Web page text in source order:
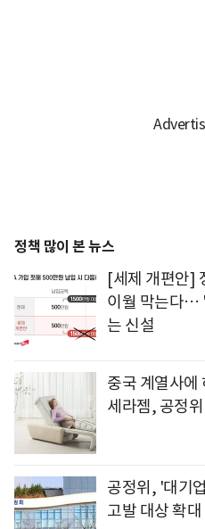
정책 많이 본 뉴스
[세제 개편안]
이월 막는다…
는 신설
중국 계열사에
세라젬, 공정
공정위, '대기
고발 대상 확대